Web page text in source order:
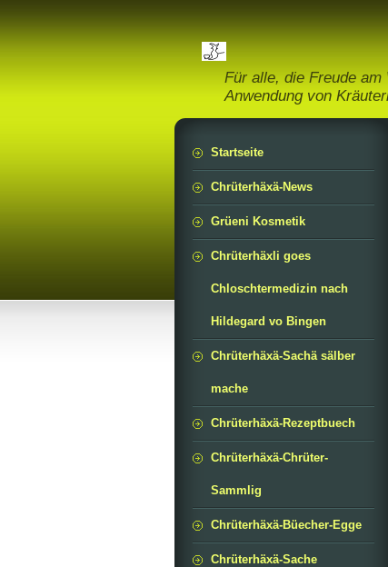
Für alle, die Freude
Anwendung von
Startseite
Chrüterhäxä-News
Grüeni Kosmetik
Chrüterhäxli goes
Chloschtermedizin nach
Hildegard vo Bingen
Chrüterhäxä-Sachä sälber
mache
Chrüterhäxä-Rezeptbuech
Chrüterhäxä-Chrüter-
Sammlig
Chrüterhäxä-Büecher-Egge
Chrüterhäxä-Sache